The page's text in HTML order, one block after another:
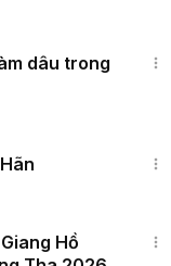
dâu trong
Hồ